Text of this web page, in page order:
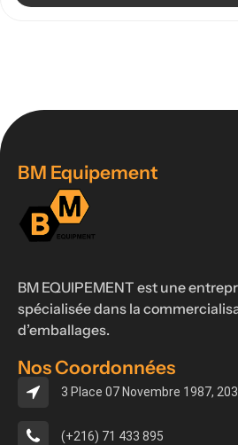
BM Equipement
BM EQUIPEMENT est une
spécialisée dans la
d’emballages.
Nos Coordonnées
3 Place 07 Novembre 1987,
(+216) 71 433 895